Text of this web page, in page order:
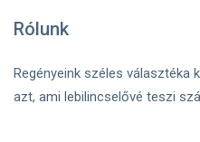
Rólunk
Regényeink széles választéka
azt, ami lebilincselővé teszi